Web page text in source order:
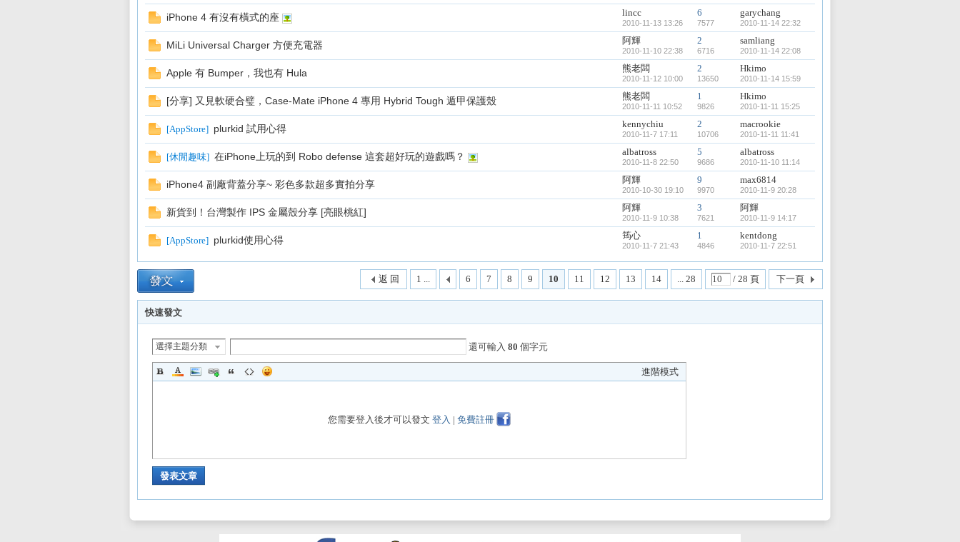
iPhone 4 有沒有橫式的座 lincc
2010-11-13 13:26
6
7577
garychang
2010-11-14 22:32
MiLi Universal Charger 方便充電器 阿輝
2010-11-10 22:38
2
6716
samliang
2010-11-14 22:08
Apple 有 Bumper，我也有 Hula 熊老闆
2010-11-12 10:00
2
13650
Hkimo
2010-11-14 15:59
[分享] 又見軟硬合璧，Case-Mate iPhone 4 專用 Hybrid Tough 遁甲保護殼 熊老闆
2010-11-11 10:52
1
9826
Hkimo
2010-11-11 15:25
[AppStore] plurkid 試用心得 kennychiu
2010-11-7 17:11
2
10706
macrookie
2010-11-11 11:41
[休閒趣味] 在iPhone上玩的到 Robo defense 這套超好玩的遊戲嗎？ albatross
2010-11-8 22:50
5
9686
albatross
2010-11-10 11:14
iPhone4 副廠背蓋分享~ 彩色多款超多實拍分享 阿輝
2010-10-30 19:10
9
9970
max6814
2010-11-9 20:28
新貨到！台灣製作 IPS 金屬殼分享 [亮眼桃紅] 阿輝
2010-11-9 10:38
3
7621
阿輝
2010-11-9 14:17
[AppStore] plurkid使用心得 筠心
2010-11-7 21:43
1
4846
kentdong
2010-11-7 22:51
1 ... 6 7 8 9 10 11 12 13 14 ... 28 / 28 頁 下一頁
返 回
快速發文
選擇主題分類 還可輸入 80 個字元
進階模式
您需要登入後才可以發文 登入 | 免費註冊
發表文章